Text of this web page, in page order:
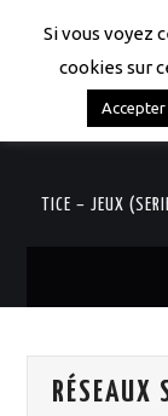
TICE – JEUX
QUI SUIS-JE?
RÉSEAUX
Si vous voyez
cookies sur
Accepter